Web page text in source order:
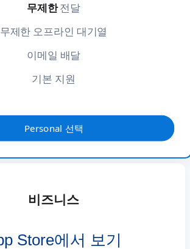
무제한전달
무제한 오프라인 대기열
이메일 배달
기본 지원
Personal 선택
비즈니스
Store에서 보기